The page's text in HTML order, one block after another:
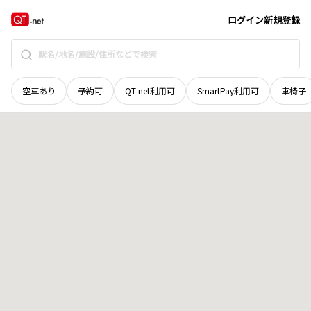
ログイン新規登録
空車あり 予約可 QT-net利用可 SmartPay利用可 車椅子
岡山県